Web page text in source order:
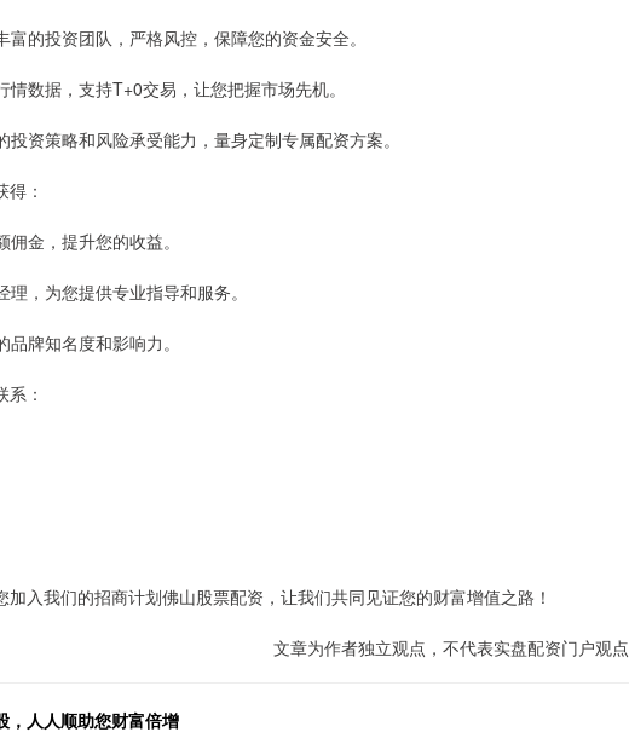
的投资团队，严格风控，保障您的资金安全。
数据，支持T+0交易，让您把握市场先机。
资策略和风险承受能力，量身定制专属配资方案。
：
金，提升您的收益。
，为您提供专业指导和服务。
牌知名度和影响力。
：
入我们的招商计划佛山股票配资，让我们共同见证您的财富增值之路！
文章为作者独立观点，不代表实盘配资门户观点
，人人顺助您财富倍增